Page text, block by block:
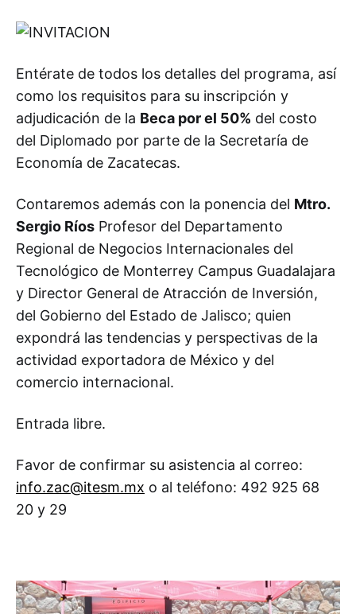
Entérate de todos los detalles del programa, así
como los requisitos para su inscripción y
adjudicación de la Beca por el 50% del costo
del Diplomado por parte de la Secretaría de
Economía de Zacatecas.
Contaremos además con la ponencia del Mtro.
Sergio Ríos Profesor del Departamento
Regional de Negocios Internacionales del
Tecnológico de Monterrey Campus Guadalajara
y Director General de Atracción de Inversión,
del Gobierno del Estado de Jalisco; quien
expondrá las tendencias y perspectivas de la
actividad exportadora de México y del
comercio internacional.
Entrada libre.
Favor de confirmar su asistencia al correo:
info.zac@itesm.mx o al teléfono: 492 925 68
20 y 29